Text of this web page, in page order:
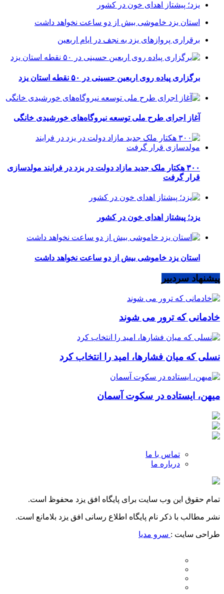
یزد؛ پیشتاز اهدای خون در کشور
استان یزد خاموشی بیش از دو ساعت نخواهد داشت
برقراری پرواز‌های یزد به نجف در ایام اربعین
برگزاری پیاده روی اربعین حسینی در ۵۰ نقطه استان یزد
آغاز اجرای طرح ملی توسعه نیروگاه‌های خورشیدی خانگی
۳۰۰ هکتار ملک جدید مازاد دولت در یزد در فرایند مولدسازی
قرار گرفت
یزد؛ پیشتاز اهدای خون در کشور
استان یزد خاموشی بیش از دو ساعت نخواهد داشت
پیشنهاد سردبیر
خادمانی که ترور می شوند
نسلی که میان فشارها، امید را انتخاب کرد
میهن، ایستاده در سکوت آسمان
تماس با ما
درباره ما
تمام حقوق این وب سایت برای پایگاه افق یزد محفوظ است.
نشر مطالب با ذکر نام پایگاه اطلاع رسانی افق یزد بلامانع است.
طراحی سایت : سرو مدیا